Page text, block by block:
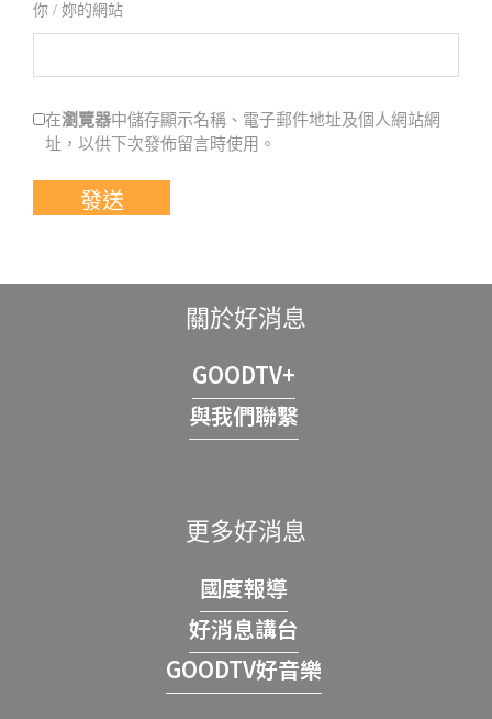
你 / 妳的網站
在瀏覽器中儲存顯示名稱、電子郵件地址及個人網站網
址，以供下次發佈留言時使用。
關於好消息
GOODTV+
與我們聯繫
更多好消息
國度報導
好消息講台
GOODTV好音樂